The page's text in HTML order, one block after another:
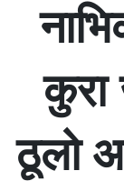
कुरा
ठूलो